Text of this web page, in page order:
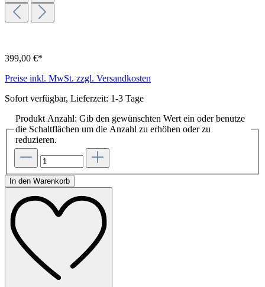
399,00 €*
Preise inkl. MwSt. zzgl. Versandkosten
Sofort verfügbar, Lieferzeit: 1-3 Tage
Produkt Anzahl: Gib den gewünschten Wert ein oder benutze
die Schaltflächen um die Anzahl zu erhöhen oder zu
reduzieren.
In den Warenkorb